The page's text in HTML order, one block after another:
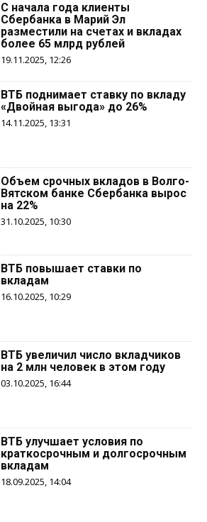
С начала года клиенты
Cбербанка в Марий Эл
разместили на счетах и вкладах
более 65 млрд рублей
19.11.2025, 12:26
ВТБ поднимает ставку по вкладу
«Двойная выгода» до 26%
14.11.2025, 13:31
Объем срочных вкладов в Волго-
Вятском банке Сбербанка вырос
на 22%
31.10.2025, 10:30
ВТБ повышает ставки по
вкладам
16.10.2025, 10:29
ВТБ увеличил число вкладчиков
на 2 млн человек в этом году
03.10.2025, 16:44
ВТБ улучшает условия по
краткосрочным и долгосрочным
вкладам
18.09.2025, 14:04